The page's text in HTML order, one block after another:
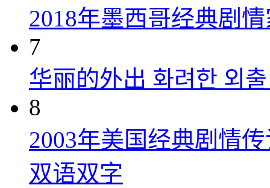
2018年墨西哥经典剧
7
华丽的外出 화려한 외
8
2003年美国经典剧情
双语双字